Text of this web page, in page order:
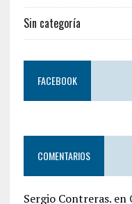
Sin categoría
FACEBOOK
COMENTARIOS
Sergio Contreras.en